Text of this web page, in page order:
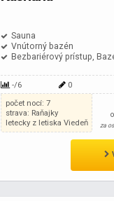
Sauna
Vnútorný bazén
Bezbariérový prístup,
-/6 0
počet nocí: 7
strava: Raňajky
letecky z letiska Viedeň
za